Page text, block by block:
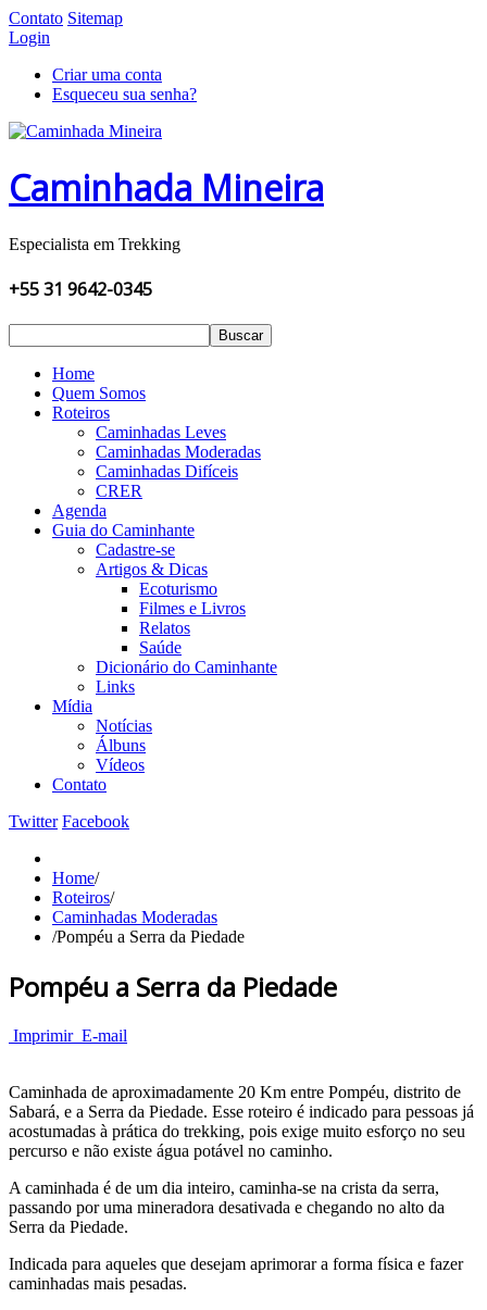
Contato Sitemap
Login
Criar uma conta
Esqueceu sua senha?
Caminhada Mineira
Especialista em Trekking
+55 31 9642-0345
Buscar
Home
Quem Somos
Roteiros
Caminhadas Leves
Caminhadas Moderadas
Caminhadas Difíceis
CRER
Agenda
Guia do Caminhante
Cadastre-se
Artigos & Dicas
Ecoturismo
Filmes e Livros
Relatos
Saúde
Dicionário do Caminhante
Links
Mídia
Notícias
Álbuns
Vídeos
Contato
Twitter Facebook
Home/
Roteiros/
Caminhadas Moderadas
/Pompéu a Serra da Piedade
Pompéu a Serra da Piedade
Imprimir E-mail
Caminhada de aproximadamente 20 Km entre Pompéu, distrito de
Sabará, e a Serra da Piedade. Esse roteiro é indicado para pessoas já
acostumadas à prática do trekking, pois exige muito esforço no seu
percurso e não existe água potável no caminho.
A caminhada é de um dia inteiro, caminha-se na crista da serra,
passando por uma mineradora desativada e chegando no alto da
Serra da Piedade.
Indicada para aqueles que desejam aprimorar a forma física e fazer
caminhadas mais pesadas.